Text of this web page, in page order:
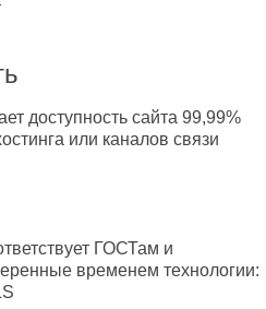
доступность сайта 99,99%
или каналов связи
ГОСТам и
временем технологии: